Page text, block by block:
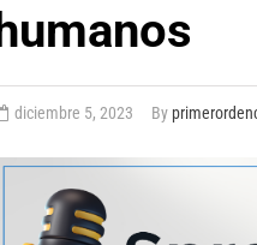
humanos
diciembre 5, 2023 By